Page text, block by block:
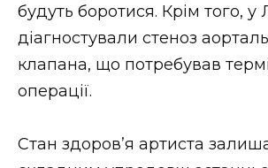
будуть боротися. Крім того, у
діагностували стеноз
клапана, що потребував
операції.
Стан здоров’я артиста